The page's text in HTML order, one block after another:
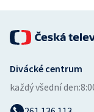
Volejbal
Ostatní
Divácké centrum
každý všední den: